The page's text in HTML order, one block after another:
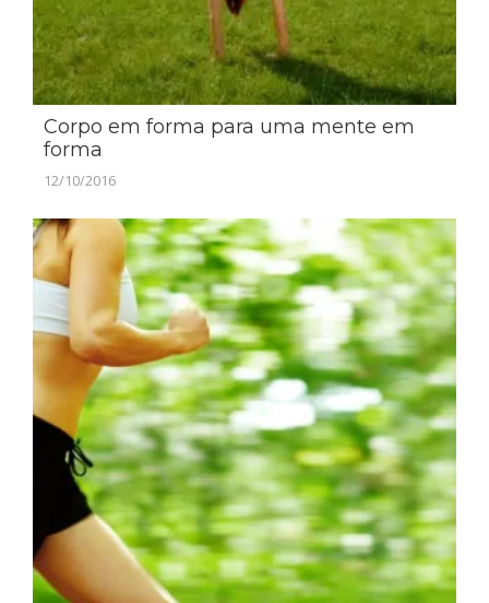
Corpo em forma para uma mente em
forma
12/10/2016